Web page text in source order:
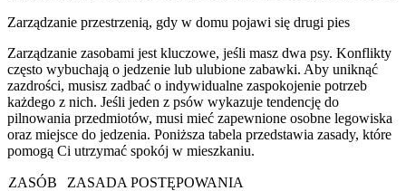
Zarządzanie przestrzenią, gdy w domu pojawi się drugi pies
Zarządzanie zasobami jest kluczowe, jeśli masz dwa psy. Konflikty
często wybuchają o jedzenie lub ulubione zabawki. Aby uniknąć
zazdrości, musisz zadbać o indywidualne zaspokojenie potrzeb
każdego z nich. Jeśli jeden z psów wykazuje tendencję do
pilnowania przedmiotów, musi mieć zapewnione osobne legowiska
oraz miejsce do jedzenia. Poniższa tabela przedstawia zasady, które
pomogą Ci utrzymać spokój w mieszkaniu.
ZASÓB
ZASADA POSTĘPOWANIA